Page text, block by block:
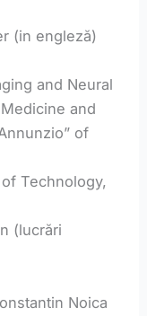
(in engleză)
and Neural
and
of
Technology,
(lucrări
Noica